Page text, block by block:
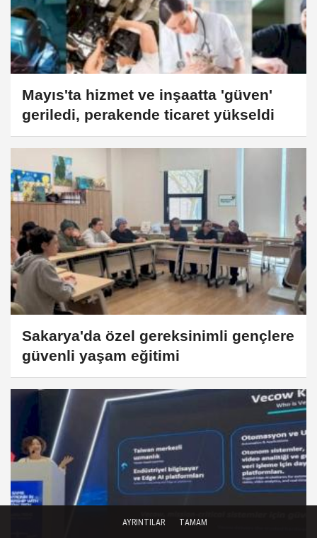
Mayıs'ta hizmet ve inşaatta 'güven'
geriledi, perakende ticaret yükseldi
Sakarya'da özel gereksinimli gençlere
güvenli yaşam eğitimi
AYRINTILAR TAMAM